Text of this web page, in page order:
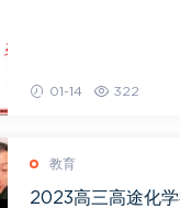
01-14 322
教育
2023高三高途化